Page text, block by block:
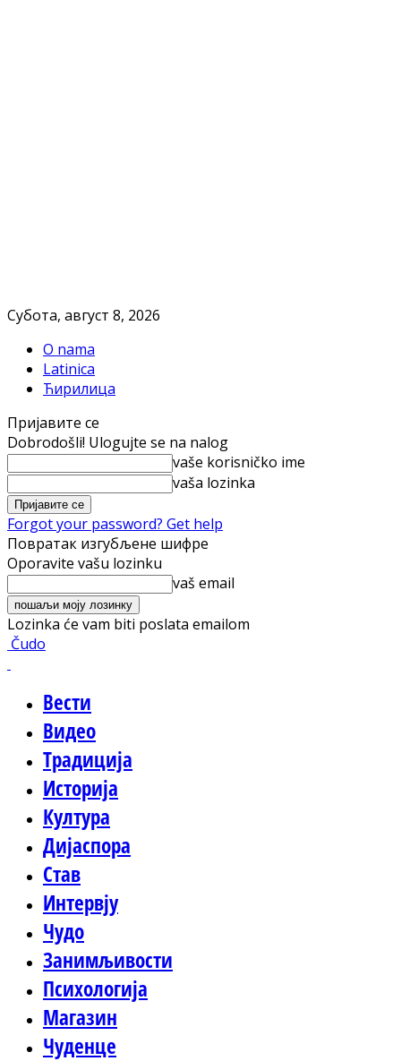
Субота, август 8, 2026
O nama
Latinica
Ћирилица
Пријавите се
Dobrodošli! Ulogujte se na nalog
vaše korisničko ime
vaša lozinka
Forgot your password? Get help
Повратак изгубљене шифре
Oporavite vašu lozinku
vaš email
Lozinka će vam biti poslata emailom
Čudo
Вести
Видео
Традиција
Историја
Култура
Дијаспора
Став
Интервју
Чудо
Занимљивости
Психологија
Магазин
Чуденце